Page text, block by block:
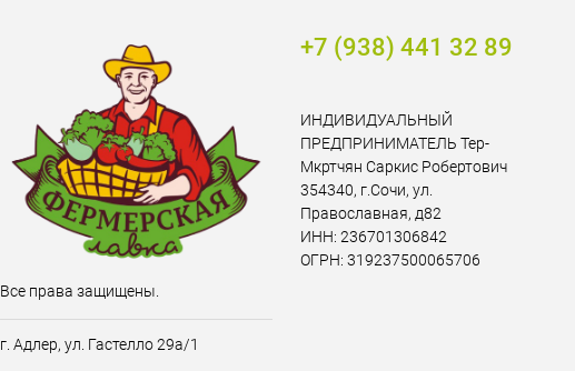
Все права защищены.
г. Адлер, ул. Гастелло 29а/1
+7 (938) 441 32 89
ИНДИВИДУАЛЬНЫЙ
ПРЕДПРИНИМАТЕЛЬ Тер-
Мкртчян Саркис Робертович
354340, г.Сочи, ул.
Православная, д82
ИНН: 236701306842
ОГРН: 319237500065706